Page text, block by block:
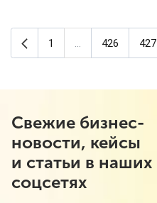
Предыдущая страница
1 426 427
Свежие бизнес-
новости, кейсы
и статьи в наших
соцсетях